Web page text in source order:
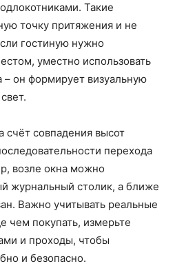
Такие
точку притяжения и не
гостиную нужно
уместно использовать
– он формирует визуальную
счёт совпадения высот
перехода
возле окна можно
журнальный столик, а ближе
Важно учитывать реальные
чем покупать, измерьте
и проходы, чтобы
и безопасно.